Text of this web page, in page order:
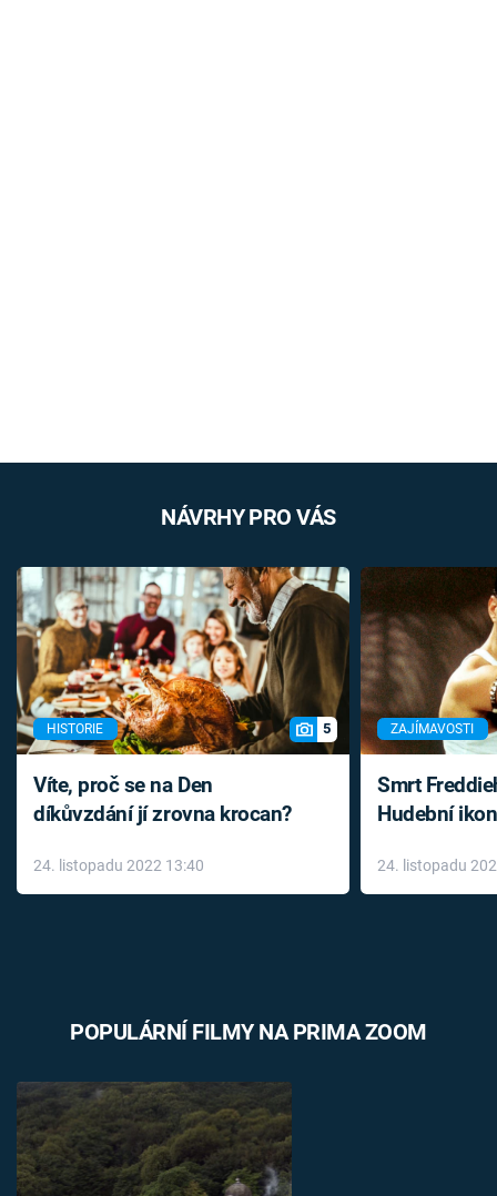
NÁVRHY PRO VÁS
HISTORIE 5
Víte, proč se na Den
díkůvzdání jí zrovna krocan?
24. listopadu 2022 13:40
ZAJÍMAVOSTI
Smrt
Hudební
léky
24. listopadu
POPULÁRNÍ FILMY NA PRIMA ZOOM